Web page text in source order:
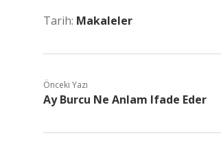
Tarih: Makaleler
Önceki Yazı
Ay Burcu Ne Anlam Ifade Eder